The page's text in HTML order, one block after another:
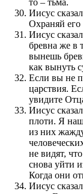
Иисус
Охраняй его
Иисус
бревна же в
вынешь
как вынуть
Если вы не
царствия.
увидите
Иисус
плоти. Я
из них
не видят,
снова уйти
Когда они
Иисус